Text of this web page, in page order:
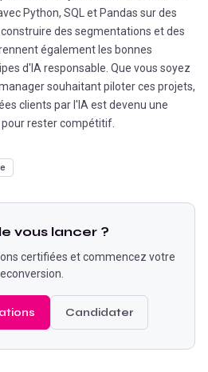
Python, SQL et Pandas sur des
des segmentations et des
également les bonnes
d'IA responsable. Que vous soyez
souhaitant piloter ces projets,
clients par l'IA est devenu une
rester compétitif.
vous lancer ?
certifiées et commencez votre
Candidater